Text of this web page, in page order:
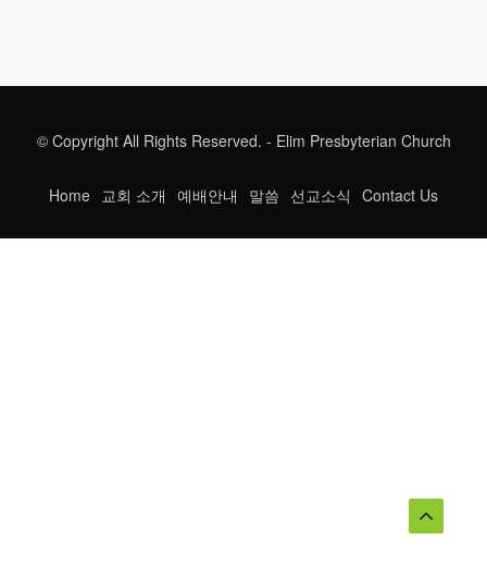
© Copyright All Rights Reserved. - Elim Presbyterian Church
Home 교회 소개 예배안내 말씀 선교소식 Contact Us